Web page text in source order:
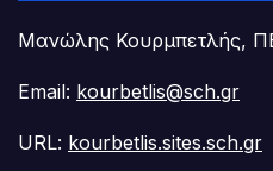
Μανώλης Κουρμπετλής,
Email: kourbetlis@sch.gr
URL: kourbetlis.sites.sch.gr